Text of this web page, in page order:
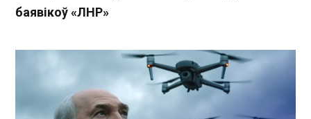
баявікоў «ЛНР»